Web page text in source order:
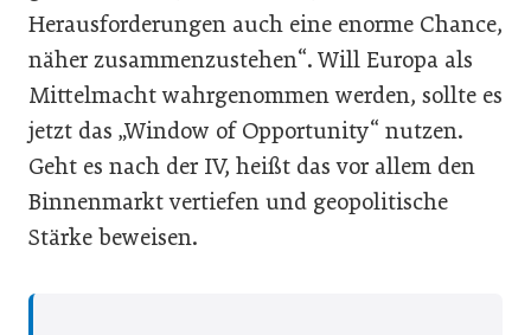
Herausforderungen auch eine enorme Chance,
näher zusammenzustehen“. Will Europa als
Mittelmacht wahrgenommen werden, sollte es
jetzt das „Window of Opportunity“ nutzen.
Geht es nach der IV, heißt das vor allem den
Binnenmarkt vertiefen und geopolitische
Stärke beweisen.